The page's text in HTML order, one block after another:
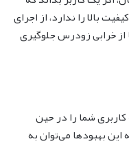
بالا را ندارد، از اجرای
از خرابی زودرس جلوگیری
شما را در حین
این بهبودها می‌توان به